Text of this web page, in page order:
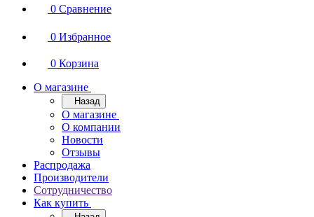
0 Сравнение
0 Избранное
0 Корзина
О магазине
Назад
О магазине
О компании
Новости
Отзывы
Распродажа
Производители
Сотрудничество
Как купить